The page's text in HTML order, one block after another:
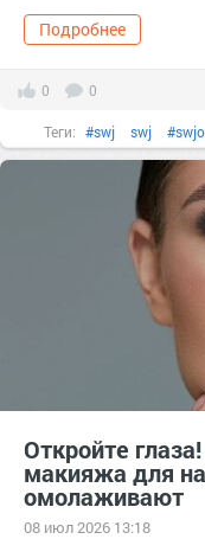
Подробнее
0 0
Теги: #swj swj
#нюдовыеоттенки
тер. СНТ
Откройте
макияжа для
омолаживают
08 июл 2026 13:18